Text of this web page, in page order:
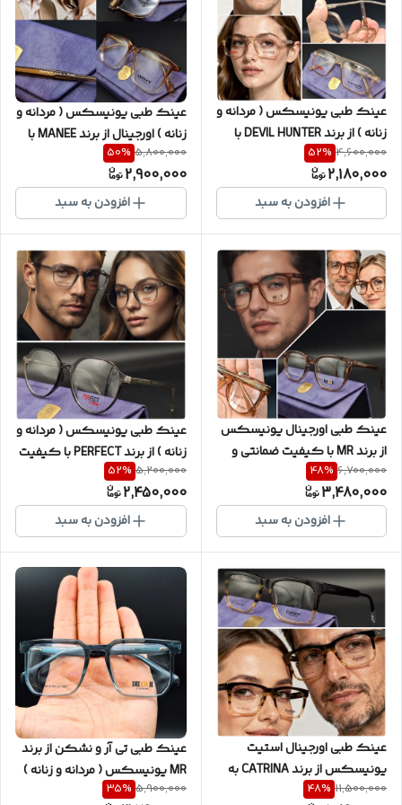
عینک طبی یونیسکس ( مردانه و
زنانه ) از برند DEVIL HUNTER با
بدنه TR و نشکن با پک کامل (
با امکان سفارش ساخت عدسی با
نمره چشم شما ) کد DH5285
4,600,000
52%
2,180,000
افزودن به سبد
عینک طبی یونیسکس ( مردانه و
زنانه ) اورجینال از برند MANEE با
KOREA سری اورجینال شرکتی به
همراه کیف و دستمال ( با امکان
سفارش ساخت عدسی با نمره
5,800,000
50%
2,900,000
افزودن به سبد
عینک طبی اورجینال یونیسکس
از برند MR با کیفیت ضمانتی و
بدنه TR100 و نشکن سری
پکیج کامل ( با امکان سفارش
ساخت عدسی با نمره چشم شما )
6,700,000
48%
3,480,000
افزودن به سبد
عینک طبی یونیسکس ( مردانه و
زنانه ) از برند PERFECT با کیفیت
همراه جلد و دستمال مخصوص ( با
امکان سفارش ساخت عدسی با
5,200,000
52%
2,450,000
افزودن به سبد
عینک طبی اورجینال استیت
یونیسکس از برند CATRINA به
همراه یکسال گارانتی شرکتی با
11,500,000
48%
عینک طبی تی آر و نشکن از برند
MR یونیسکس ( مردانه و زنانه )
با گارانتی یکساله به همراه
5,900,000
35%